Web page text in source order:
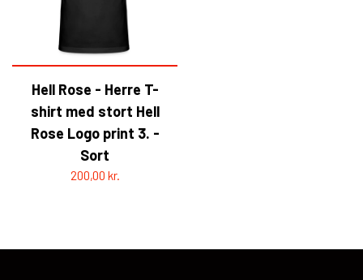
Hell Rose - Herre T-
shirt med stort Hell
Rose Logo print 3. -
Sort
200,00 kr.